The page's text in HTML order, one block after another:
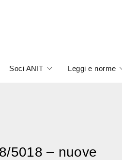
Soci ANIT Leggi e norme
5018 – nuove